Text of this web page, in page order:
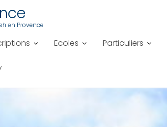
en Provence
Ecoles Particuliers